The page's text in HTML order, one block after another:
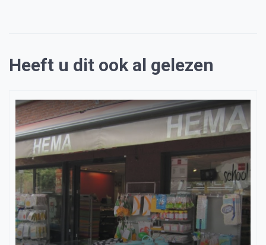
Heeft u dit ook al gelezen